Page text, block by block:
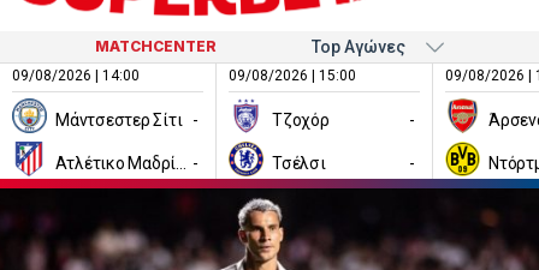
MATCHCENTER
09/08/2026 | 14:00
Μάντσεστερ Σίτι -
-
09/08/2026 | 15:00
Τζοχόρ -
Τσέλσι -
09/08/2026 |